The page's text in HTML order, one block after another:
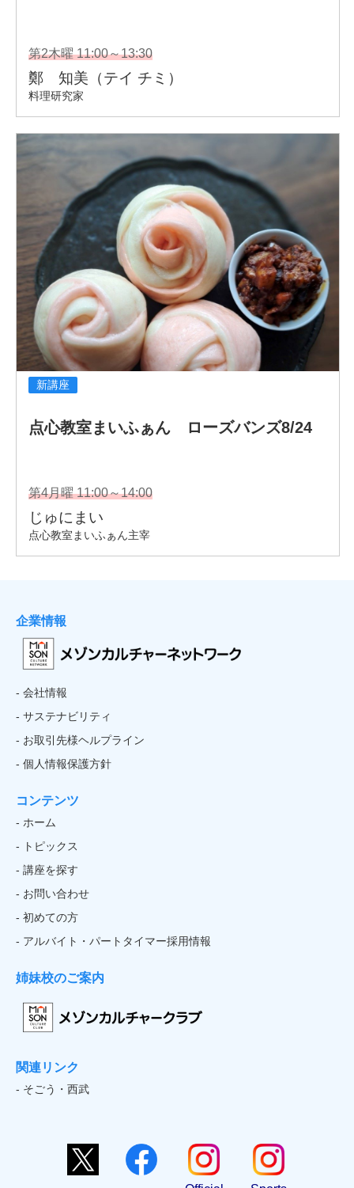
企業情報
- 会社情報
- サステナビリティ
- お取引先様ヘルプライン
- 個人情報保護方針
コンテンツ
- ホーム
- トピックス
- 講座を探す
- お問い合わせ
- 初めての方
- アルバイト・パートタイマー採用情報
姉妹校のご案内
関連リンク
- そごう・西武